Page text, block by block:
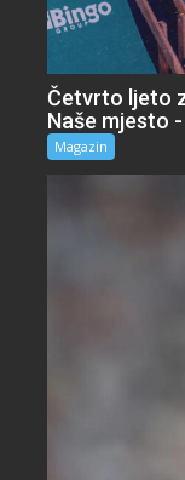
Četvrto ljeto
Naše mjesto
Magazin